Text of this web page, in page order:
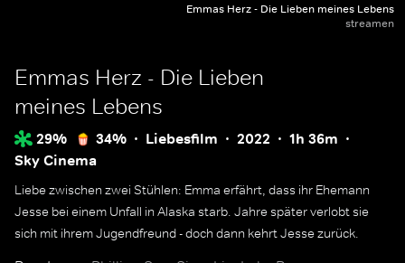
Emmas Herz - Die Lieben meines Lebens
streamen
Emmas Herz - Die Lieben
meines Lebens
29% 34% Liebesfilm 2022
1h 36m
Sky Cinema
Liebe zwischen zwei Stühlen: Emma erfährt, dass ihr Ehemann
Jesse bei einem Unfall in Alaska starb. Jahre später verlobt sie
sich mit ihrem Jugendfreund - doch dann kehrt Jesse zurück.